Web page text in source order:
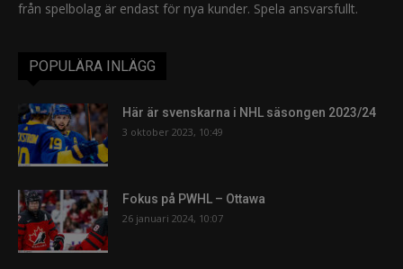
från spelbolag är endast för nya kunder. Spela ansvarsfullt.
POPULÄRA INLÄGG
Här är svenskarna i NHL säsongen 2023/24
3 oktober 2023, 10:49
Fokus på PWHL – Ottawa
26 januari 2024, 10:07